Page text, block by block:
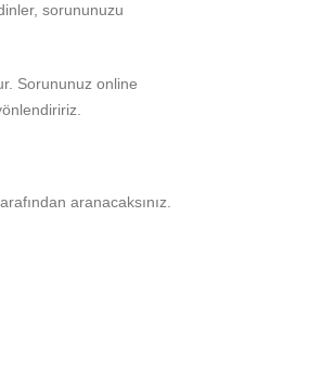
sorununuzu
Sorununuz online
aranacaksınız.